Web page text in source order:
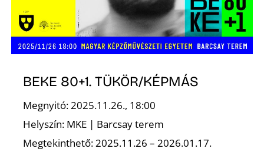
BEKE 80+1. TÜKÖR/KÉPMÁS
Megnyitó: 2025.11.26., 18:00
Helyszín: MKE | Barcsay terem
Megtekinthető: 2025.11.26 – 2026.01.17.